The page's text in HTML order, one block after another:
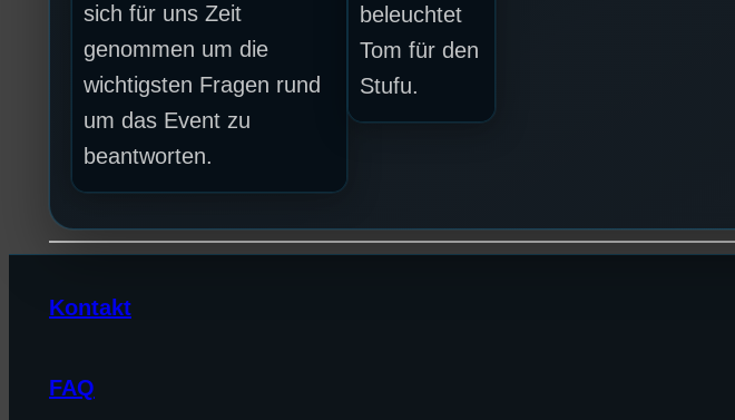
sich für uns Zeit
genommen um die
wichtigsten Fragen rund
um das Event zu
beantworten.
beleuchtet
Tom für den
Stufu.
Kontakt
FAQ